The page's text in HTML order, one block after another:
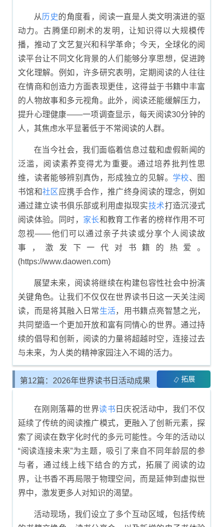
从历史的角度看，阅读一直是人类文明演进的驱
动力。古腾堡印刷术的发明，让知识得以大规模传
播，推动了文艺复兴和科学革命；今天，全球化的阅
读平台让不同文化背景的人们能够分享思想，促进跨
文化理解。例如，许多研究表明，定期阅读的人往往
在情商和创造力方面表现更佳，这得益于书籍中丰富
的人物故事和多元视角。此外，阅读还能缓解压力，
提升心理健康——一项调查显示，每天阅读30分钟的
人，其焦虑水平显著低于不常阅读的人群。
在当今社会，我们面临着信息过载和虚假新闻的
泛滥，阅读素养变得尤为重要。通过培养批判性思
维，读者能够辨别真伪，形成独立的见解。 学校、图
书馆和社区应携手合作，推广终身阅读的理念，例如
通过建立读书俱乐部或利用虚拟现实技术打造沉浸式
阅读体验。同时， 家长和教育工作者的榜样作用不可
忽视——他们可以通过亲子共读或分享个人阅读故
事，激发下一代对书籍的热爱。
(https://www.daowen.com)
展望未来，阅读将继续在构建包容性社会中扮演
关键角色。让我们不仅仅在世界读书日这一天关注阅
读，而是将其融入日常生活，用书籍点亮智慧之光，
共同塑造一个更加开放和富有同情心的世界。通过持
续的倡导和创新，阅读的力量将超越时空，连接过去
与未来，为人类的精神家园注入不竭的活力。
第12篇：2026年世界读书日活动成果 拓展
在刚刚落幕的世界读书 日庆祝活动中，我们不仅
延续了传统的阅读推广模式，更融入了创新元素，探
索了阅读在数字化时代的多元可能性。今年的活动以
“阅读连接未来”为主题，吸引了来自不同年龄层的参
与者，通过线上线下结合的方式，拓展了阅读的边
界，让书香不再局限于物理空间，而是延伸到虚拟世
界中，激发更多人对知识的渴望。
活动现场，我们设立了多个互动区域，包括传统